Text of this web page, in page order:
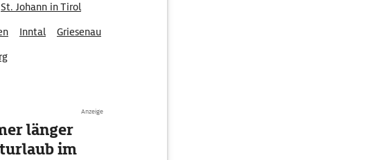
St. Johann in Tirol
Inntal
Griesenau
Anzeige
länger
im